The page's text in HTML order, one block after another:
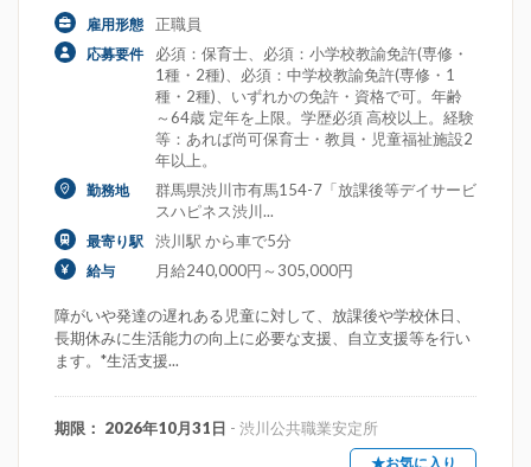
雇用形態 正職員
応募要件
必須：保育士、必須：小学校教諭免許(専修・
1種・2種)、必須：中学校教諭免許(専修・1
種・2種)、いずれかの免許・資格で可。年齢
～64歳 定年を上限。学歴必須 高校以上。経験
等：あれば尚可保育士・教員・児童福祉施設2
年以上。
勤務地
群馬県渋川市有馬154-7「放課後等デイサービ
スハピネス渋川...
最寄り駅 渋川駅 から車で5分
給与 月給240,000円～305,000円
障がいや発達の遅れある児童に対して、放課後や学校休日、
長期休みに生活能力の向上に必要な支援、自立支援等を行い
ます。*生活支援...
期限： 2026年10月31日 - 渋川公共職業安定所
★お気に入り